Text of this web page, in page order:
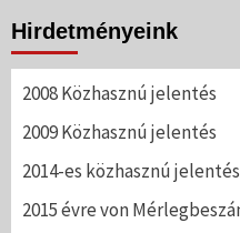
Hirdetményeink
2008 Közhasznú jelentés
2009 Közhasznú jelentés
2014-es közhasznú jelentés
2015 évre von